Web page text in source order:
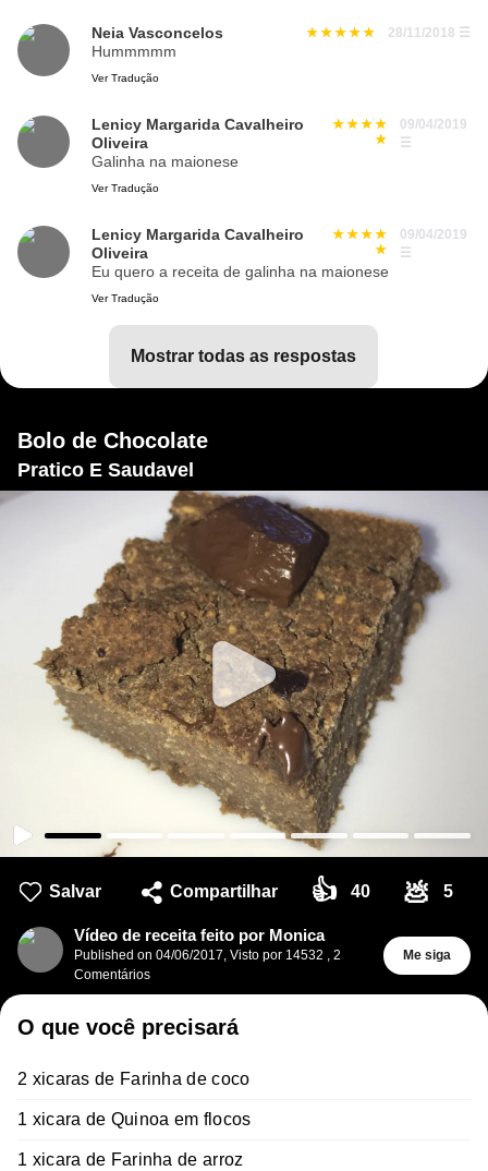
Neia Vasconcelos 28/11/2018 ☰
Hummmmm
Ver Tradução
Lenicy Margarida Cavalheiro
Oliveira
09/04/2019
☰
Galinha na maionese
Ver Tradução
Lenicy Margarida Cavalheiro
Oliveira
09/04/2019
☰
Eu quero a receita de galinha na maionese
Ver Tradução
mostrar todas as respostas
Bolo de Chocolate
Pratico E Saudavel
Salvar Compartilhar 👍 40 💩 5
Vídeo de receita feito por Monica
Published on 04/06/2017, Visto por 14532 , 2
Comentários
Me siga
O que você precisará
2 xicaras de Farinha de coco
1 xicara de Quinoa em flocos
1 xicara de Farinha de arroz